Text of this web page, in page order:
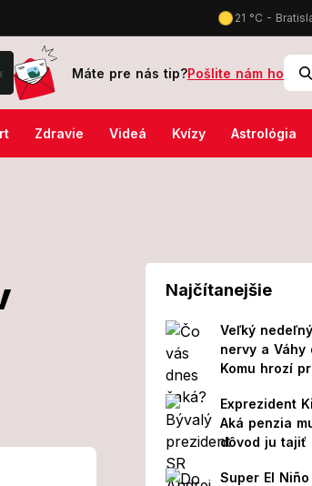
stranách: Rusko zasiahlo obytný dom,
Máte pre nás tip?Pošlite nám ho
Zdravie Videá Kvízy Astrológia
Najčítanejšie
Veľký
nervy a
Komu hrozí
Exprezident
Aká penzia
dôvod ju tajiť
Super El